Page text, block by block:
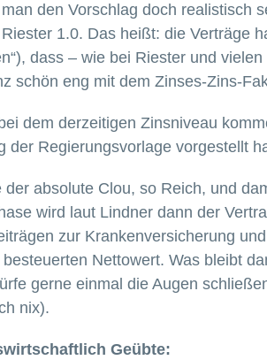
den Vorschlag doch realistisch
1.0. Das heißt: die Verträge
dass – wie bei Riester und
schön eng mit dem Zinses-Zins-
dem derzeitigen Zinsniveau
der Regierungsvorlage vorgestellt
der absolute Clou, so Reich, und
wird laut Lindner dann der
zur Krankenversicherung
Nettowert. Was bleibt
gerne einmal die Augen
nix).
Geübte: